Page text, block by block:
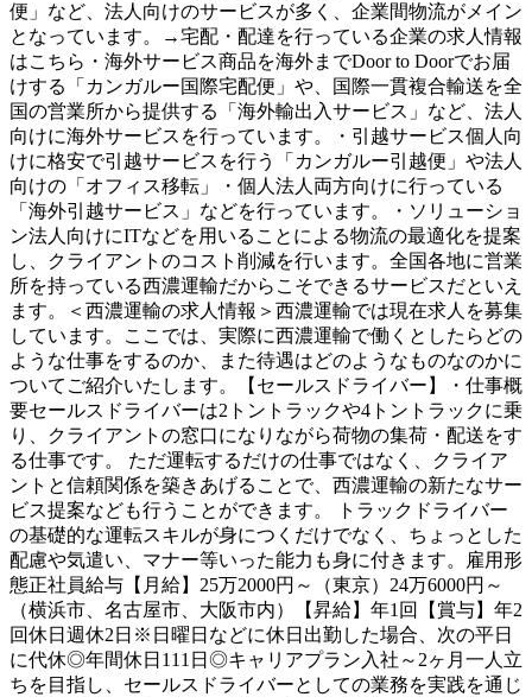
便」など、法人向けのサービスが多く、企業間物流がメイン
となっています。→宅配・配達を行っている企業の求人情報
はこちら・海外サービス商品を海外までDoor to Doorでお届
けする「カンガルー国際宅配便」や、国際一貫複合輸送を全
国の営業所から提供する「海外輸出入サービス」など、法人
向けに海外サービスを行っています。・引越サービス個人向
けに格安で引越サービスを行う「カンガルー引越便」や法人
向けの「オフィス移転」・個人法人両方向けに行っている
「海外引越サービス」などを行っています。・ソリューショ
ン法人向けにITなどを用いることによる物流の最適化を提案
し、クライアントのコスト削減を行います。全国各地に営業
所を持っている西濃運輸だからこそできるサービスだといえ
ます。＜西濃運輸の求人情報＞西濃運輸では現在求人を募集
しています。ここでは、実際に西濃運輸で働くとしたらどの
ような仕事をするのか、また待遇はどのようなものなのかに
ついてご紹介いたします。【セールスドライバー】・仕事概
要セールスドライバーは2トントラックや4トントラックに乗
り、クライアントの窓口になりながら荷物の集荷・配送をす
る仕事です。 ただ運転するだけの仕事ではなく、クライア
ントと信頼関係を築きあげることで、西濃運輸の新たなサー
ビス提案なども行うことができます。 トラックドライバー
の基礎的な運転スキルが身につくだけでなく、ちょっとした
配慮や気遣い、マナー等いった能力も身に付きます。雇用形
態正社員給与【月給】25万2000円～（東京）24万6000円～
（横浜市、名古屋市、大阪市内）【昇給】年1回【賞与】年2
回休日週休2日※日曜日などに休日出勤した場合、次の平日
に代休◎年間休日111日◎キャリアプラン入社～2ヶ月一人立
ちを目指し、セールスドライバーとしての業務を実践を通じ